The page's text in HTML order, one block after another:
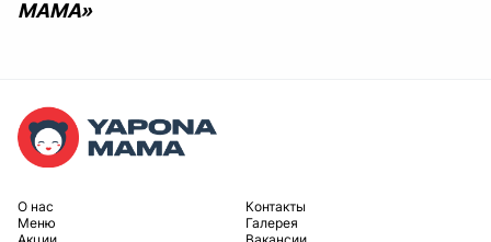
MAMA»
O нас
Меню
Контакты
Галерея